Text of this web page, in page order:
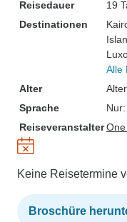
Reisedauer
19
Destinationen
Alle
Alter
Sprache
Reiseveranstalter
Keine Reisetermine
Broschüre